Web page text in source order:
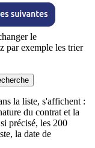
le
par exemple les trier
la liste, s'affichent :
du contrat et la
précisé, les 200
la date de